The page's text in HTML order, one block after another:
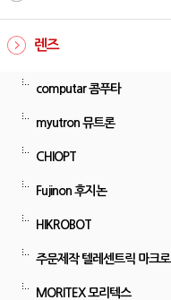
렌즈
computar 콤푸타
myutron 뮤트론
CHIOPT
Fujinon 후지논
HIKROBOT
주문제작 텔레센트릭 마크로
MORITEX 모리텍스